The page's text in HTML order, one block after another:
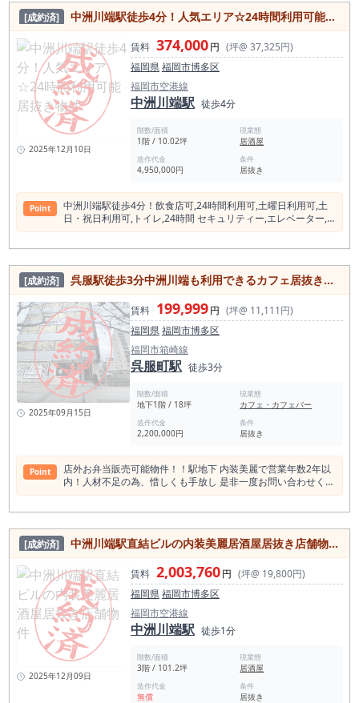
す。 天神南駅半径500m圏内には飲食店が約1,699件、そのう
ち居酒屋は約384件確認されています。 競合は非常に多いエリ
アですが、それだけ飲食需要が厚く、外食先として選ばれてい
るエリアとも言えます。 飲食店が少ない場所で新たに需要を作
る物件ではなく、すでに飲食需要が形成されている街の中で、
コンセプト・内装・料理・価格帯・集客導線を磨いて勝負する
物件です。 西中洲エリアは、単なる大衆居酒屋だけでなく、落
ち着いた会食、雰囲気重視のダイニング、料理とお酒を組み合
わせた店舗、観光客にも分かりやすい九州料理業態など、幅広
い飲食ニーズが見込めるエリアです。天神のにぎわい、中洲の
夜需要、春吉の飲食店街の雰囲気が近接しているため、業態設
計次第で複数の客層を狙える可能性があります。 本物件は約
18.48坪の居酒屋居抜き物件です。大箱ではありませんが、小
さすぎる店舗でもなく、カウンターやテーブルを組み合わせな
用、グループ利用などを想定しやすいサイズ感です。 天神・西
中洲エリアで、過度に広い店舗を構えるのではなく、内装とメ
ニュー構成を絞って勝負したい方に向いています。 内装美麗な
には、立地だけでなく、入った瞬間の印象、席の雰囲気、照
明、料理写真映え、グルメ媒体やSNSで伝わる世界観が重要に
なります。 既存内装を活かせる場合、出店準備の方向性を組み
立てやすく、居酒屋だけでなく、和食ダイニング、創作料理
店、九州料理、ワインや日本酒を組み合わせた業態なども検討
しやすい物件です。 このエリアで勝算を作るには、「何でもあ
る居酒屋」ではなく、選ばれる理由を明確にすることが重要で
す。 例えば、宮崎地鶏や博多料理など九州色を打ち出す店舗、
観光客にも分かりやすい福岡らしいメニュー構成、地元客が使
いやすい価格帯のダイニング、会食にも使える落ち着いた和食
居酒屋、二軒目需要を狙うバー寄りの店舗など、立地と内装の
雰囲気に合わせたコンセプト設計が重要になります。 天神南・
西中洲エリアは競合が多い反面、飲食店を探して歩く人、目的
を持って予約する人、二軒目を探す人が多いエリアです。 だか
らこそ、店頭の見せ方、看板、入口の印象、グルメ媒体の写
見後の出店イメージを具体化しやすい物件です。 福岡市中央区
で飲食店居抜き物件を探している方、天神南・西中洲エリアで
勝負したい方、国体通り沿いで内装美麗な店舗を探している方
には、一度現地をご確認いただきたい募集案件です。飲食店が
[成約済] 中洲川端駅徒歩4分！人気エリア☆24時間利用可能居抜き物件
2025年12月10日
賃料 374,000円 (坪@ 37,325円)
福岡県福岡市博多区
福岡市空港線
中洲川端駅 徒歩4分
階数/面積
1階 / 10.02坪
現業態
居酒屋
造作代金
4,950,000円
条件
居抜き
Point
中洲川端駅徒歩4分！飲⾷店可,24時間利⽤可,⼟曜⽇利⽤可,⼟
⽇・祝⽇利⽤可,トイレ,24時間 セキュリティー,エレベーター,
エレベーター２基以上
[成約済] 呉服駅徒歩3分中洲川端も利用できるカフェ居抜き物件！
2025年09月15日
賃料 199,999円 (坪@ 11,111円)
福岡県福岡市博多区
福岡市箱崎線
呉服町駅 徒歩3分
階数/面積
地下1階 / 18坪
現業態
カフェ・カフェバー
造作代金
2,200,000円
条件
居抜き
Point
店外お弁当販売可能物件！！駅地下 内装美麗で営業年数2年以
内！人材不足の為、惜しくも手放し 是非一度お問い合わせくだ
さい！
[成約済] 中洲川端駅直結ビルの内装美麗居酒屋居抜き店舗物件
2025年12月09日
賃料 2,003,760円 (坪@ 19,800円)
福岡県福岡市博多区
福岡市空港線
中洲川端駅 徒歩1分
階数/面積
3階 / 101.2坪
現業態
居酒屋
造作代金
無償
条件
居抜き